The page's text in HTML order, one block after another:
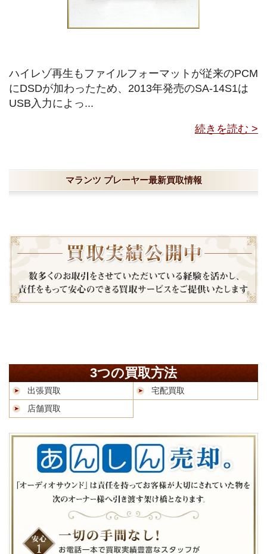
ハイレゾ再生もファイルフォーマットが従来のPCM
にDSDが加わったため、2013年発売のSA-14S1は
USB入力によっ...
続きを読む >
マランツ プレーヤー最新買取情報
3つの買取方法
出張買取
宅配買取
店舗買取